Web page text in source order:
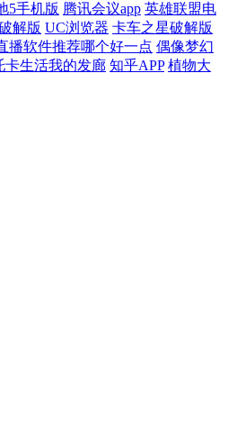
5手机版 腾讯会议app 英雄联盟电
解版 UC浏览器 卡车之星破解版
播软件推荐哪个好一点 偶像梦幻
卡生活我的发廊 知乎APP 植物大